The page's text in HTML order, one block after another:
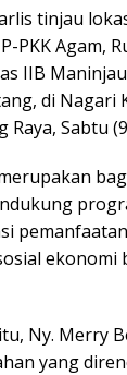
tinjau
PKK Agam,
IIB
di Nagari
Raya, Sabtu
ekonomi
Ny. Merry
yang